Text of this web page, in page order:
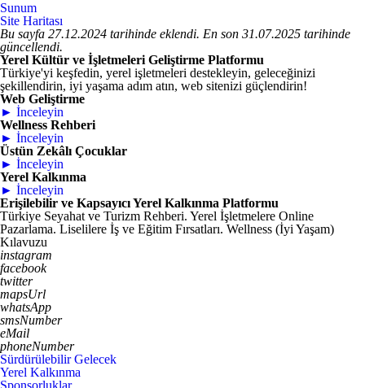
Sunum
Site Haritası
Bu sayfa 27.12.2024 tarihinde eklendi. En son 31.07.2025 tarihinde
güncellendi.
Yerel Kültür ve İşletmeleri Geliştirme Platformu
Türkiye'yi keşfedin, yerel işletmeleri destekleyin, geleceğinizi
şekillendirin, iyi yaşama adım atın, web sitenizi güçlendirin!
Web Geliştirme
► İnceleyin
Wellness Rehberi
► İnceleyin
Üstün Zekâlı Çocuklar
► İnceleyin
Yerel Kalkınma
► İnceleyin
Erişilebilir ve Kapsayıcı Yerel Kalkınma Platformu
Türkiye Seyahat ve Turizm Rehberi. Yerel İşletmelere Online
Pazarlama. Liselilere İş ve Eğitim Fırsatları. Wellness (İyi Yaşam)
Kılavuzu
instagram
facebook
twitter
mapsUrl
whatsApp
smsNumber
eMail
phoneNumber
Sürdürülebilir Gelecek
Yerel Kalkınma
Sponsorluklar